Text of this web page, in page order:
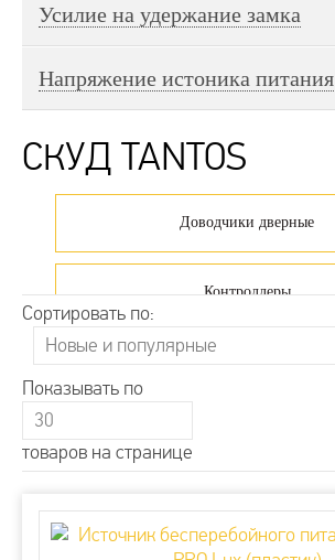
Усилие на удержание замка
Напряжение истоника питания
СКУД TANTOS
Доводчики дверные
Контроллеры
Считыватели
Сортировать по:
Показывать по
товаров на странице